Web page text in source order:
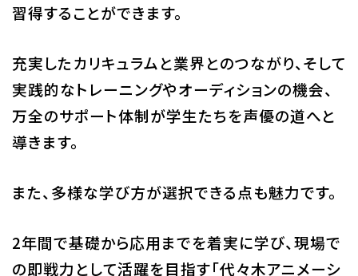
習得することができます。
充実したカリキュラムと業界とのつながり、そして
実践的なトレーニングやオーディションの機会、
万全のサポート体制が学生たちを声優の道へと
導きます。
また、多様な学び方が選択できる点も魅力です。
2年間で基礎から応用までを着実に学び、現場で
の即戦力として活躍を目指す「代々木アニメーシ